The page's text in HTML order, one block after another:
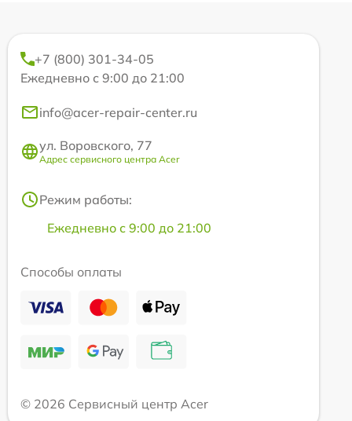
+7 (800) 301-34-05
Ежедневно с 9:00 до 21:00
info@acer-repair-center.ru
ул. Воровского, 77
Адрес сервисного центра Acer
Режим работы:
Ежедневно с 9:00 до 21:00
Способы оплаты
© 2026 Сервисный центр Acer